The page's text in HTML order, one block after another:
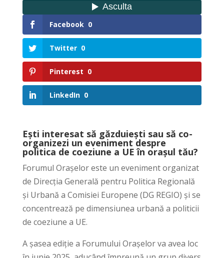
Facebook 0
Twitter 0
Pinterest 0
LinkedIn 0
Ești interesat să găzduiești sau să co-
organizezi un eveniment despre
politica de coeziune a UE în orașul tău?
Forumul Orașelor este un eveniment organizat
de Direcția Generală pentru Politica Regională
și Urbană a Comisiei Europene (DG REGIO) și se
concentrează pe dimensiunea urbană a politicii
de coeziune a UE.
A șasea ediție a Forumului Orașelor va avea loc